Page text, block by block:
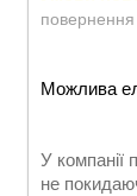
повернення
У компанії
не